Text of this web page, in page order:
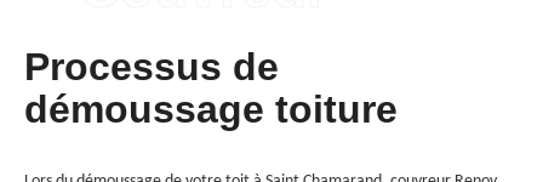
Processus de
démoussage toiture